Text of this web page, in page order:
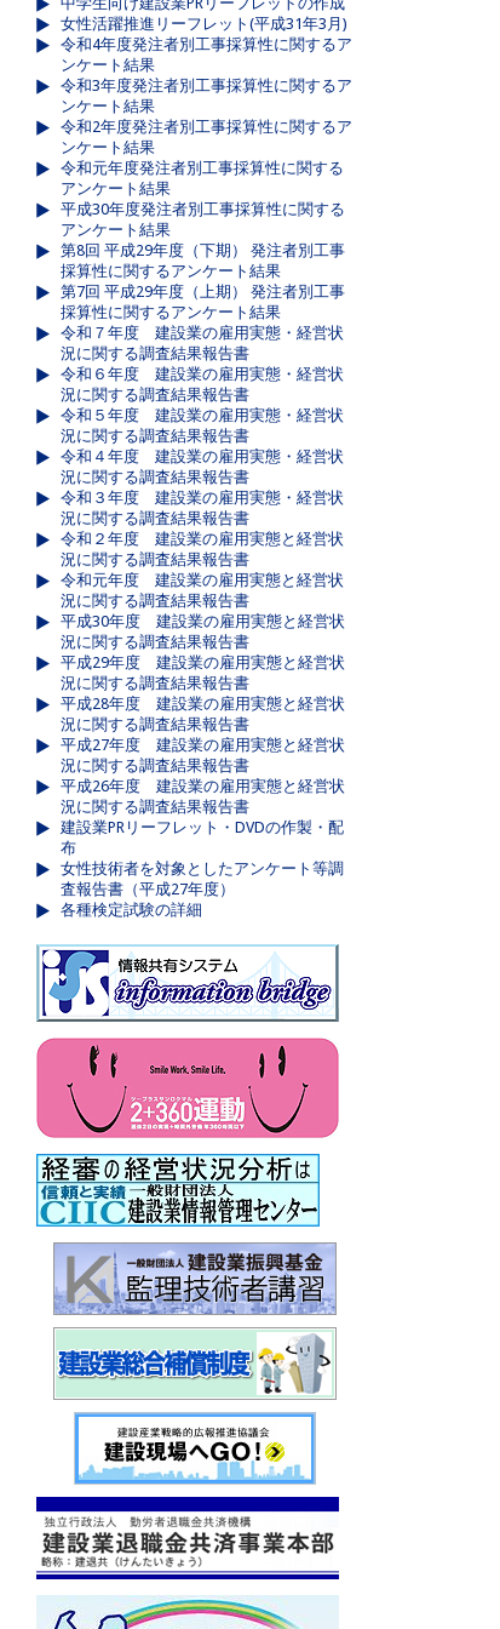
女性活躍推進リーフレット(平成31年3月)
令和4年度発注者別工事採算性に関するア
ンケート結果
令和3年度発注者別工事採算性に関するア
ンケート結果
令和2年度発注者別工事採算性に関するア
ンケート結果
令和元年度発注者別工事採算性に関する
アンケート結果
平成30年度発注者別工事採算性に関する
アンケート結果
第8回 平成29年度（下期） 発注者別工事
採算性に関するアンケート結果
第7回 平成29年度（上期） 発注者別工事
採算性に関するアンケート結果
令和７年度 建設業の雇用実態・経営状
況に関する調査結果報告書
令和６年度 建設業の雇用実態・経営状
況に関する調査結果報告書
令和５年度 建設業の雇用実態・経営状
況に関する調査結果報告書
令和４年度 建設業の雇用実態・経営状
況に関する調査結果報告書
令和３年度 建設業の雇用実態・経営状
況に関する調査結果報告書
令和２年度 建設業の雇用実態と経営状
況に関する調査結果報告書
令和元年度 建設業の雇用実態と経営状
況に関する調査結果報告書
平成30年度 建設業の雇用実態と経営状
況に関する調査結果報告書
平成29年度 建設業の雇用実態と経営状
況に関する調査結果報告書
平成28年度 建設業の雇用実態と経営状
況に関する調査結果報告書
平成27年度 建設業の雇用実態と経営状
況に関する調査結果報告書
平成26年度 建設業の雇用実態と経営状
況に関する調査結果報告書
建設業PRリーフレット・DVDの作製・配
布
女性技術者を対象としたアンケート等調
査報告書（平成27年度）
各種検定試験の詳細